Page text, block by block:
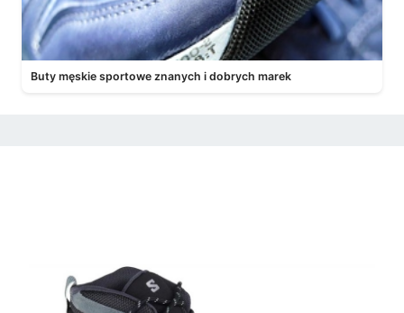
Buty męskie sportowe znanych i dobrych marek